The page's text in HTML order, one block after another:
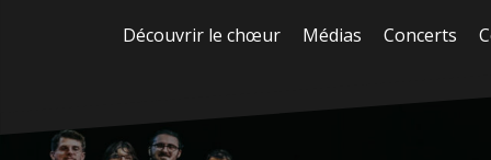
Découvrir le chœur Médias Concerts